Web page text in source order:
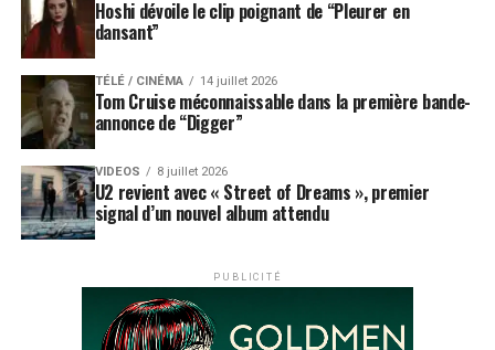
Hoshi dévoile le clip poignant de “Pleurer en
dansant”
TÉLÉ / CINÉMA 14 juillet 2026
Tom Cruise méconnaissable dans la première bande-
annonce de “Digger”
VIDEOS 8 juillet 2026
U2 revient avec « Street of Dreams », premier
signal d’un nouvel album attendu
PUBLICITÉ